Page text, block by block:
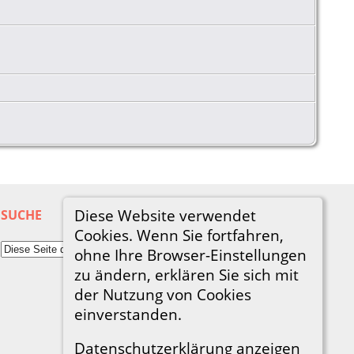
Diese Website verwendet
Cookies. Wenn Sie fortfahren,
ohne Ihre Browser-Einstellungen
zu ändern, erklären Sie sich mit
der Nutzung von Cookies
einverstanden.
Datenschutzerklärung anzeigen
SUCHE